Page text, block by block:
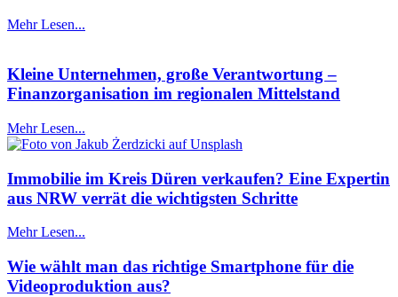
Mehr Lesen...
Kleine Unternehmen, große Verantwortung –
Finanzorganisation im regionalen Mittelstand
Mehr Lesen...
Immobilie im Kreis Düren verkaufen? Eine Expertin
aus NRW verrät die wichtigsten Schritte
Mehr Lesen...
Wie wählt man das richtige Smartphone für die
Videoproduktion aus?